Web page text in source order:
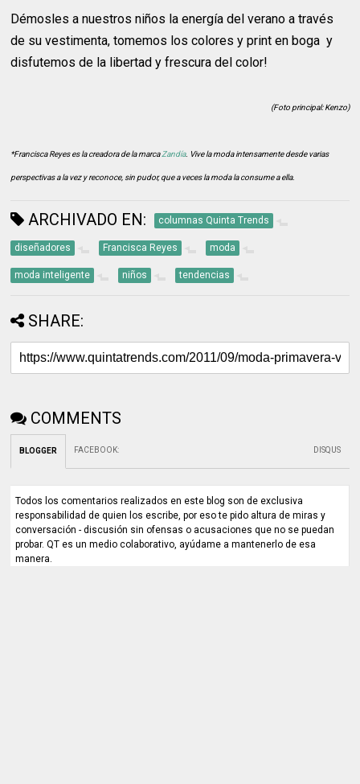
Démosles a nuestros niños la energía del verano a través
de su vestimenta, tomemos los colores y print en boga y
disfutemos de la libertad y frescura del color!
(Foto principal: Kenzo)
*Francisca Reyes es la creadora de la marcaZandía. Vive la moda intensamente desde varias
perspectivas a la vez y reconoce, sin pudor, que a veces la moda la consume a ella.
ARCHIVADO EN: columnas Quinta Trends
diseñadores Francisca Reyes moda
moda inteligente niños tendencias
SHARE:
COMMENTS
BLOGGER FACEBOOK: DISQUS
Todos los comentarios realizados en este blog son de exclusiva
responsabilidad de quien los escribe, por eso te pido altura de miras y
conversación - discusión sin ofensas o acusaciones que no se puedan
probar. QT es un medio colaborativo, ayúdame a mantenerlo de esa
manera.